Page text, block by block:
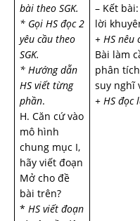
bài theo SGK.
* Gọi HS đọc 2
yêu cầu theo
SGK.
* Hướng dẫn
HS viết từng
phần.
H. Căn cứ vào
mô hình
chung mục I,
hãy viết đoạn
Mở cho đề
bài trên?
* HS viết đoạn
– Kết
lời
+ HS nêu
Bài làm
phân
suy nghĩ
+ HS đọc